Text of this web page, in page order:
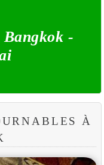
Bangkok -
À